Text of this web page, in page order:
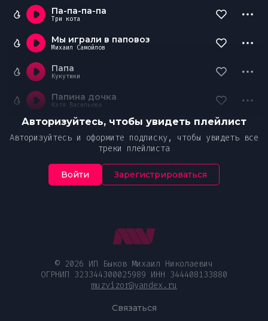
Па-па-па-па
Три кота
Мы играли в паповоз
Михаил Самойлов
Папа
Кукутики
Папина дочка
Катя Васильева
Авторизуйтесь, чтобы увидеть плейлист
Авторизуйтесь и оформите подписку, чтобы увидеть все
треки плейлиста
Войти Зарегистрироваться
© 2026 ИП Быков Михаил Николаевич
ОГРНИП 323344300025989 ИНН 344408133880
muzvizor@yandex.ru
Связаться